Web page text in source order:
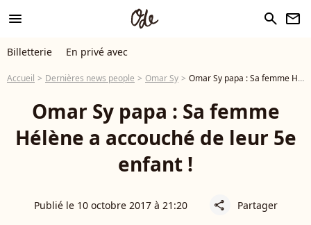
menu search newsletter
Billetterie En privé avec
Accueil Dernières news people Omar Sy Omar Sy papa : Sa femme Hélène a accouché de leur 5e enfant !
Omar Sy papa : Sa femme
Hélène a accouché de leur 5e
enfant !
Publié le 10 octobre 2017 à 21:20 share Partager